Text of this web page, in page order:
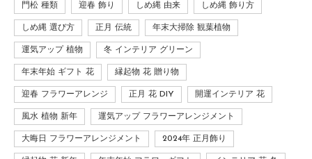
門松 種類 迎春 飾り しめ縄 由来 しめ縄 飾り方
しめ縄 選び方 正月 伝統 年末大掃除 観葉植物
運気アップ 植物 冬 インテリア グリーン
年末年始 ギフト 花 縁起物 花 贈り物
迎春 フラワーアレンジ 正月 花 DIY 開運インテリア 花
風水 植物 新年 運気アップ フラワーアレンジメント
大晦日 フラワーアレンジメント 2024年 正月飾り